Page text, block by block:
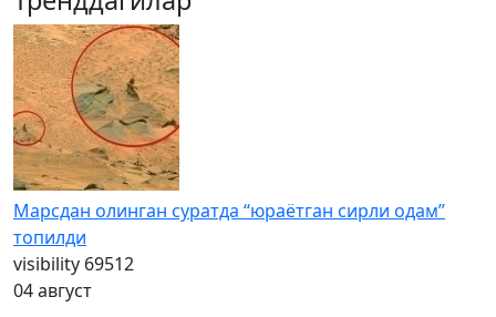
Марсдан олинган суратда “юраётган сирли одам”
топилди
visibility 69512
04 август